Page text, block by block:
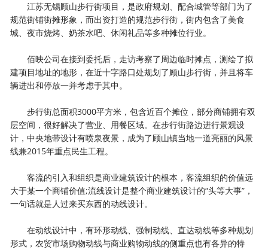
江苏无锡顾山步行街项目，是政府规划、配合城管等部门为了
规范街铺街摊形象，而出资打造的规范步行街，街内包含了美食
城、夜市烧烤、奶茶水吧、休闲礼品等多种摊位行业。
佰映公司在接到委托后，走访考察了周边临时摊点，测绘了拟
建项目地址的地形，在近十字路口处规划了顾山步行街，并且将车
辆进出和停放一并考虑于其中。
步行街总面积3000平方米，包含近百个摊位，部分商铺拥有双
层空间，很好解决了营业、用餐区域。在步行街路边进行景观设
计，中央地带设计有喷泉夜景，成为了顾山镇当地一道亮丽的风景
线兼2015年重点民生工程。
客流的引入和组织是商业建筑设计的根本，客流组织的价值远
大于某一个商铺价值;流线设计是整个商业建筑设计的“头等大事”，
一句话就是人过来买东西的动线设计。
在动线设计中，有环形动线、强制动线、直达动线等多种规划
形式，农贸市场购物动线与商业购物动线的侧重点也有各异的特